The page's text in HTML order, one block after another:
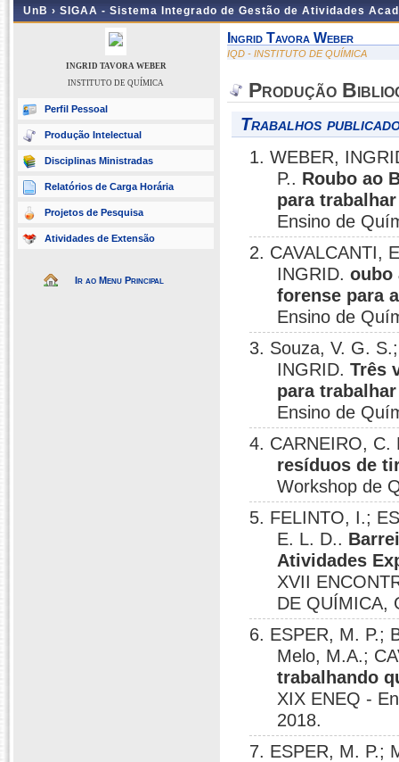
UnB › SIGAA - Sistema Integrado de Gestão de Atividades
INGRID TAVORA WEBER
INSTITUTO DE QUÍMICA
Perfil Pessoal
Produção Intelectual
Disciplinas Ministradas
Relatórios de Carga Horária
Projetos de Pesquisa
Atividades de Extensão
Ir ao Menu Principal
Ingrid Tavora Weber
IQD - INSTITUTO DE QUÍMICA
Produção
Trabalhos
1. WEBER,
P.. Roubo ao
para
Ensino de
2. CAVALCANTI,
INGRID.oubo
forense para
Ensino de
3. Souza, V. G.
INGRID.Três
para
Ensino de
4. CARNEIRO,
resíduos de
Workshop de
5. FELINTO, I.;
E. L. D..
Atividades
XVII
DE QUÍMICA,
6. ESPER, M. P.;
Melo, M.A.;
trabalhando
XIX ENEQ -
2018.
7. ESPER, M. P.;